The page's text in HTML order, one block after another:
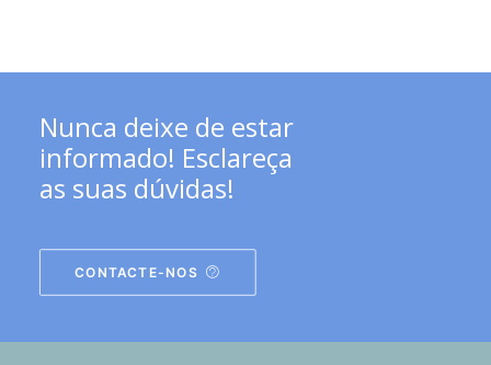
Nunca deixe de estar
informado! Esclareça
as suas dúvidas!
CONTACTE-NOS